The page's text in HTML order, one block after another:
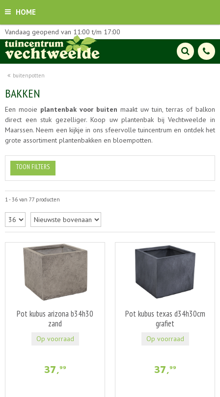
HOME
buitenpotten
Vandaag geopend van 11:00 t/m 17:00
BAKKEN
Een mooie plantenbak voor buiten maakt uw tuin, terras of balkon
direct een stuk gezelliger. Koop uw plantenbak bij Vechtweelde in
Maarssen. Neem een kijkje in ons sfeervolle tuincentrum en ontdek het
grote assortiment plantenbakken en bloempotten.
TOON FILTERS
1 - 36 van 77 producten
Pot kubus arizona b34h30
zand
37,99
Op voorraad
Pot kubus texas d34h30cm
grafiet
37,99
Op voorraad